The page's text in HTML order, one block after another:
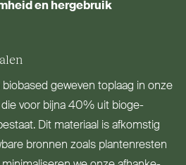
en her­gebruik
geweven toplaag in onze
voor bijna 40% uit bio­ge­
Dit materiaal is afkomstig
bronnen zoals plan­tenresten